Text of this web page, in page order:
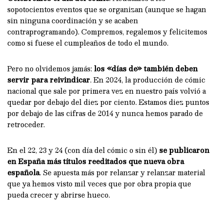
sopotocientos eventos que se organizan (aunque se hagan
sin ninguna coordinación y se acaben
contraprogramando). Compremos, regalemos y felicitemos
como si fuese el cumpleaños de todo el mundo.
Pero no olvidemos jamás:los «días de» también deben
servir para reivindicar. En 2024, la producción de cómic
nacional que sale por primera vez en nuestro país volvió a
quedar por debajo del diez por ciento. Estamos diez puntos
por debajo de las cifras de 2014 y nunca hemos parado de
retroceder.
En el 22, 23 y 24 (con día del cómic o sin él) se publicaron
en España más títulos reeditados que nueva obra
española. Se apuesta más por relanzar y relanzar material
que ya hemos visto mil veces que por obra propia que
pueda crecer y abrirse hueco.